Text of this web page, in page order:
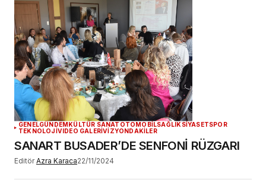
GENELGÜNDEMKÜLTÜR SANAT OTOMOBİLSAĞLIK SİYASETSPOR
TEKNOLOJİVIDEO GALERİVİZYONDAKİLER
SANART BUSADER’DE SENFONİ RÜZGARI
Editör Azra Karaca22/11/2024